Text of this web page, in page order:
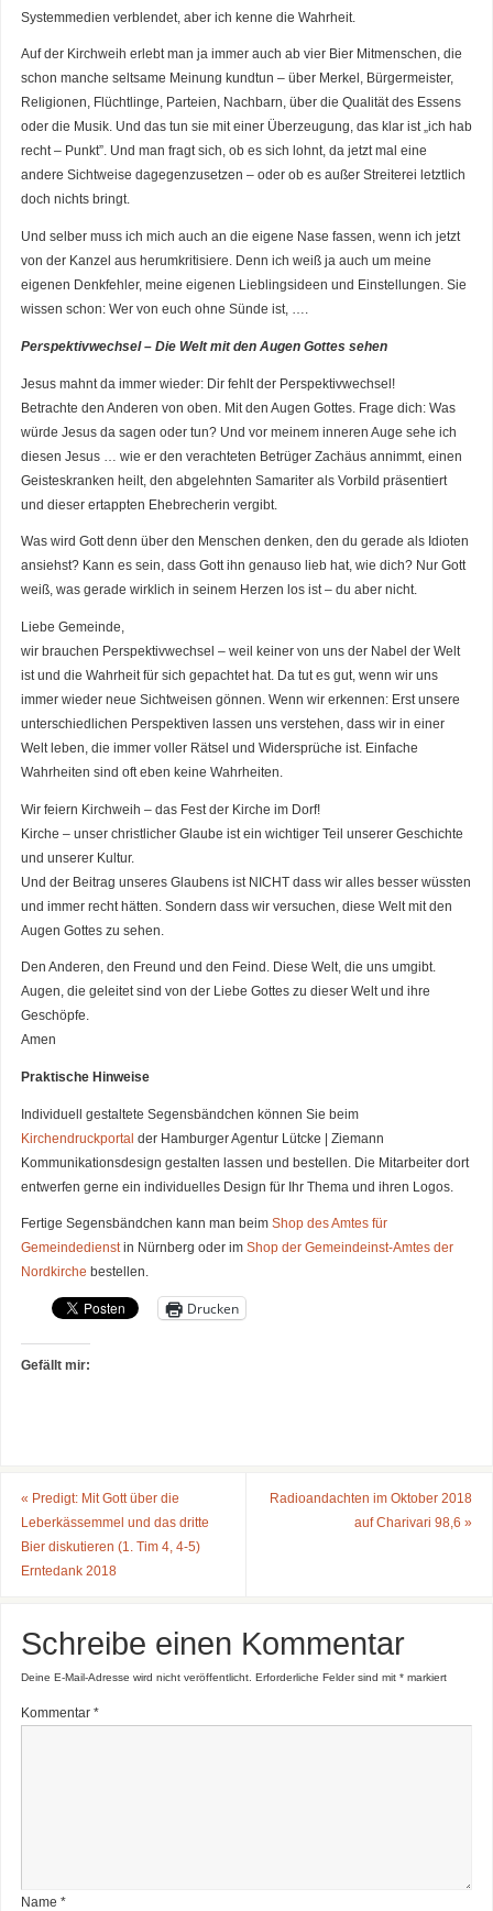
Systemmedien verblendet, aber ich kenne die Wahrheit.
Auf der Kirchweih erlebt man ja immer auch ab vier Bier Mitmenschen, die
schon manche seltsame Meinung kundtun – über Merkel, Bürgermeister,
Religionen, Flüchtlinge, Parteien, Nachbarn, über die Qualität des Essens
oder die Musik. Und das tun sie mit einer Überzeugung, das klar ist „ich hab
recht – Punkt”. Und man fragt sich, ob es sich lohnt, da jetzt mal eine
andere Sichtweise dagegenzusetzen – oder ob es außer Streiterei letztlich
doch nichts bringt.
Und selber muss ich mich auch an die eigene Nase fassen, wenn ich jetzt
von der Kanzel aus herumkritisiere. Denn ich weiß ja auch um meine
eigenen Denkfehler, meine eigenen Lieblingsideen und Einstellungen. Sie
wissen schon: Wer von euch ohne Sünde ist, ….
Perspektivwechsel – Die Welt mit den Augen Gottes sehen
Jesus mahnt da immer wieder: Dir fehlt der Perspektivwechsel!
Betrachte den Anderen von oben. Mit den Augen Gottes. Frage dich: Was
würde Jesus da sagen oder tun? Und vor meinem inneren Auge sehe ich
diesen Jesus … wie er den verachteten Betrüger Zachäus annimmt, einen
Geisteskranken heilt, den abgelehnten Samariter als Vorbild präsentiert
und dieser ertappten Ehebrecherin vergibt.
Was wird Gott denn über den Menschen denken, den du gerade als Idioten
ansiehst? Kann es sein, dass Gott ihn genauso lieb hat, wie dich? Nur Gott
weiß, was gerade wirklich in seinem Herzen los ist – du aber nicht.
Liebe Gemeinde,
wir brauchen Perspektivwechsel – weil keiner von uns der Nabel der Welt
ist und die Wahrheit für sich gepachtet hat. Da tut es gut, wenn wir uns
immer wieder neue Sichtweisen gönnen. Wenn wir erkennen: Erst unsere
unterschiedlichen Perspektiven lassen uns verstehen, dass wir in einer
Welt leben, die immer voller Rätsel und Widersprüche ist. Einfache
Wahrheiten sind oft eben keine Wahrheiten.
Wir feiern Kirchweih – das Fest der Kirche im Dorf!
Kirche – unser christlicher Glaube ist ein wichtiger Teil unserer Geschichte
und unserer Kultur.
Und der Beitrag unseres Glaubens ist NICHT dass wir alles besser wüssten
und immer recht hätten. Sondern dass wir versuchen, diese Welt mit den
Augen Gottes zu sehen.
Den Anderen, den Freund und den Feind. Diese Welt, die uns umgibt.
Augen, die geleitet sind von der Liebe Gottes zu dieser Welt und ihre
Geschöpfe.
Amen
Praktische Hinweise
Individuell gestaltete Segensbändchen können Sie beim
Kirchendruckportal der Hamburger Agentur Lütcke | Ziemann
Kommunikationsdesign gestalten lassen und bestellen. Die Mitarbeiter dort
entwerfen gerne ein individuelles Design für Ihr Thema und ihren Logos.
Fertige Segensbändchen kann man beim Shop des Amtes für
Gemeindedienstin Nürnberg oder im Shop der Gemeindeinst-Amtes der
Nordkirche bestellen.
Drucken
Gefällt mir:
« Predigt: Mit Gott über die
Leberkässemmel und das dritte
Bier diskutieren (1. Tim 4, 4-5)
Erntedank 2018
Radioandachten im Oktober 2018
auf Charivari 98,6»
Schreibe einen Kommentar
Deine E-Mail-Adresse wird nicht veröffentlicht. Erforderliche Felder sind mit *markiert
Kommentar *
Name *